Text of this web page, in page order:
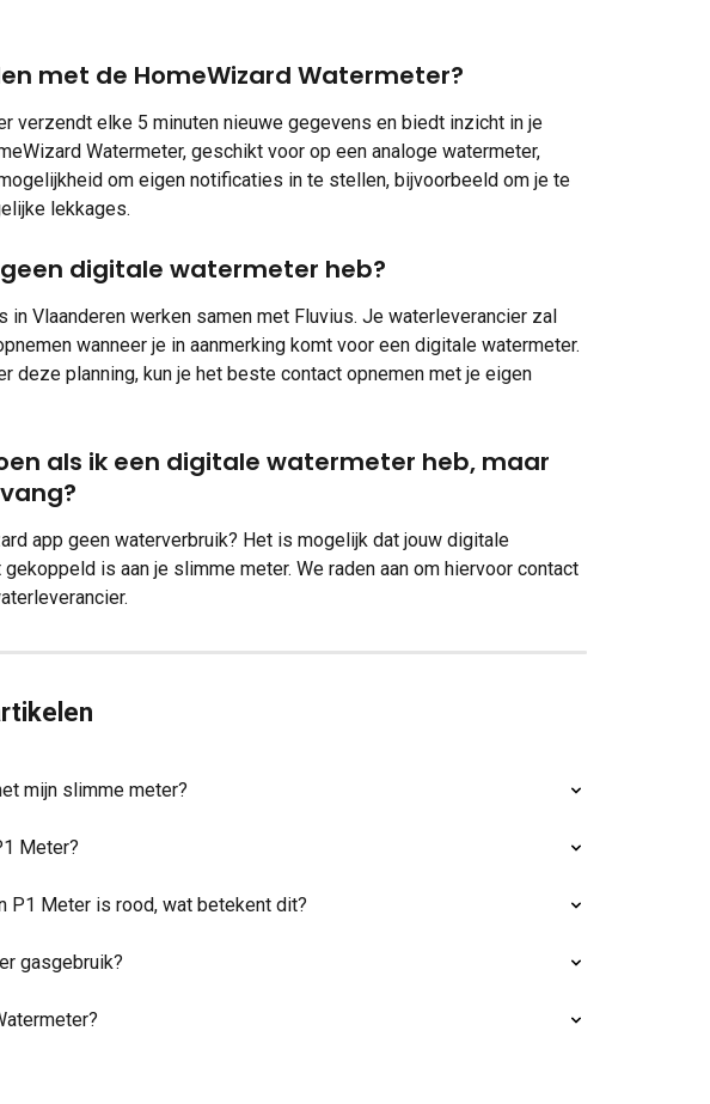
met de HomeWizard Watermeter?
verzendt elke 5 minuten nieuwe gegevens en biedt inzicht in je
Watermeter, geschikt voor op een analoge watermeter,
om eigen notificaties in te stellen, bijvoorbeeld om je te
lekkages.
digitale watermeter heb?
in Vlaanderen werken samen met Fluvius. Je waterleverancier zal
wanneer je in aanmerking komt voor een digitale watermeter.
deze planning, kun je het beste contact opnemen met je eigen
als ik een digitale watermeter heb, maar
app geen waterverbruik? Het is mogelijk dat jouw digitale
is aan je slimme meter. We raden aan om hiervoor contact
mijn slimme meter?
Meter?
P1 Meter is rood, wat betekent dit?
gasgebruik?